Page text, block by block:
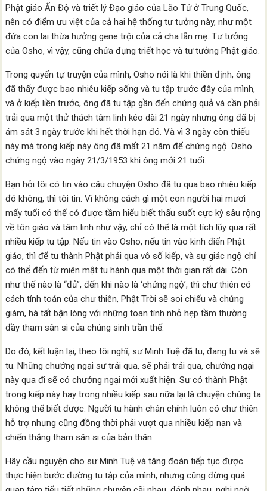
Phật giáo Ấn Độ và triết lý Đạo giáo của Lão Tử ở Trung Quốc,
nên có điểm ưu việt của cả hai hệ thống tư tưởng này, như một
đứa con lai thừa hưởng gene trội của cả cha lẫn mẹ. Tư tưởng
của Osho, vì vậy, cũng chứa đựng triết học và tư tưởng Phật giáo.
Trong quyển tự truyện của mình, Osho nói là khi thiền định, ông
đã thấy được bao nhiêu kiếp sống và tu tập trước đây của mình,
và ở kiếp liền trước, ông đã tu tập gần đến chứng quả và cần phải
trải qua một thử thách tâm linh kéo dài 21 ngày nhưng ông đã bị
ám sát 3 ngày trước khi hết thời hạn đó. Và vì 3 ngày còn thiếu
này mà trong kiếp này ông đã mất 21 năm để chứng ngộ. Osho
chứng ngộ vào ngày 21/3/1953 khi ông mới 21 tuổi.
Bạn hỏi tôi có tin vào câu chuyện Osho đã tu qua bao nhiêu kiếp
đó không, thì tôi tin. Vì không cách gì một con người hai mươi
mấy tuổi có thể có được tầm hiểu biết thấu suốt cực kỳ sâu rộng
về tôn giáo và tâm linh như vậy, chỉ có thể là một tích lũy qua rất
nhiều kiếp tu tập. Nếu tin vào Osho, nếu tin vào kinh điển Phật
giáo, thì để tu thành Phật phải qua vô số kiếp, và sự giác ngộ chỉ
có thể đến từ miên mật tu hành qua một thời gian rất dài. Còn
như thế nào là “đủ”, đến khi nào là ‘chứng ngộ’, thì chư thiên có
cách tính toán của chư thiên, Phật Trời sẽ soi chiếu và chứng
giám, hà tất bận lòng với những toan tính nhỏ hẹp tầm thường
đầy tham sân si của chúng sinh trần thế.
Do đó, kết luận lại, theo tôi nghĩ, sư Minh Tuệ đã tu, đang tu và sẽ
tu. Những chướng ngại sư trải qua, sẽ phải trải qua, chướng ngại
này qua đi sẽ có chướng ngại mới xuất hiện. Sư có thành Phật
trong kiếp này hay trong nhiều kiếp sau nữa lại là chuyện chúng ta
không thể biết được. Người tu hành chân chính luôn có chư thiên
hỗ trợ nhưng cũng đồng thời phải vượt qua nhiều kiếp nạn và
chiến thắng tham sân si của bản thân.
Hãy cầu nguyện cho sư Minh Tuệ và tăng đoàn tiếp tục được
thực hiện bước đường tu tập của mình, nhưng cũng đừng quá